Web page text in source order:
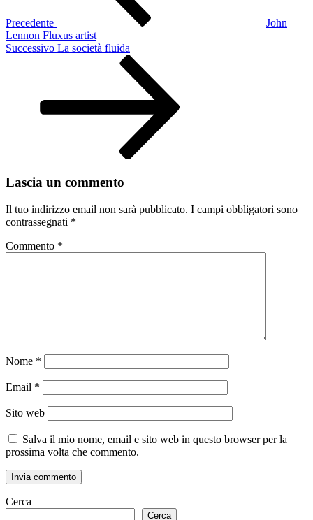
Precedente
John
Lennon Fluxus artist
Articolo
Successivo La società fluida
Lascia un commento
Il tuo indirizzo email non sarà pubblicato. I campi obbligatori sono
contrassegnati *
Commento *
Nome *
Email *
Sito web
Salva il mio nome, email e sito web in questo browser per la
prossima volta che commento.
Cerca
Cerca